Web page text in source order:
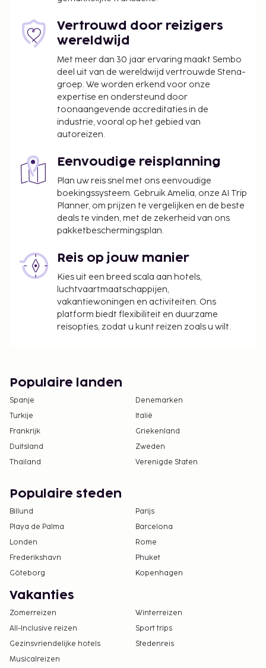
Vertrouwd door reizigers
wereldwijd
Met meer dan 30 jaar ervaring maakt Sembo
deel uit van de wereldwijd vertrouwde Stena-
groep. We worden erkend voor onze
expertise en ondersteund door
toonaangevende accreditaties in de
industrie, vooral op het gebied van
autoreizen.
Eenvoudige reisplanning
Plan uw reis snel met ons eenvoudige
boekingssysteem. Gebruik Amelia, onze AI Trip
Planner, om prijzen te vergelijken en de beste
deals te vinden, met de zekerheid van ons
pakketbeschermingsplan.
Reis op jouw manier
Kies uit een breed scala aan hotels,
luchtvaartmaatschappijen,
vakantiewoningen en activiteiten. Ons
platform biedt flexibiliteit en duurzame
reisopties, zodat u kunt reizen zoals u wilt.
Populaire landen
Spanje
Denemarken
Turkije
Italië
Frankrijk
Griekenland
Duitsland
Zweden
Thailand
Verenigde Staten
Populaire steden
Billund
Parijs
Playa de Palma
Barcelona
Londen
Rome
Frederikshavn
Phuket
Göteborg
Kopenhagen
Vakanties
Zomerreizen
Winterreizen
All-Inclusive reizen
Sport trips
Gezinsvriendelijke hotels
Stedenreis
Musicalreizen